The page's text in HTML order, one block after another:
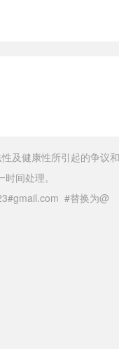
及健康性所引起的争议和
间处理。
#替换为@